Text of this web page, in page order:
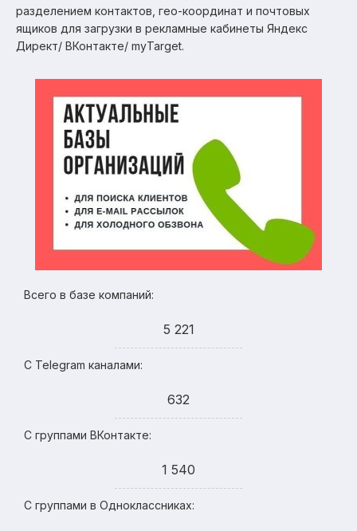
разделением контактов, гео-координат и почтовых
ящиков для загрузки в рекламные кабинеты Яндекс
Директ/ ВКонтакте/ myTarget.
Всего в базе компаний:
5 221
С Telegram каналами:
632
С группами ВКонтакте:
1 540
С группами в Одноклассниках: